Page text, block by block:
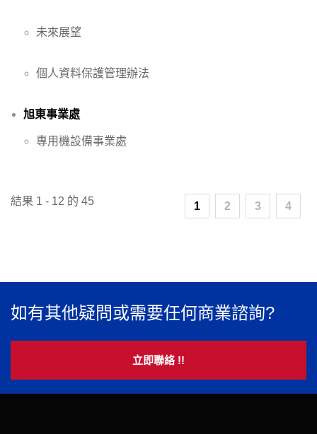
未來展望
個人資料保護管理辦法
旭東事業處
專用機設備事業處
結果 1 - 12 的 45 1 2 3 4
如有其他疑問或需要任何商業諮詢?
立即聯絡 !!